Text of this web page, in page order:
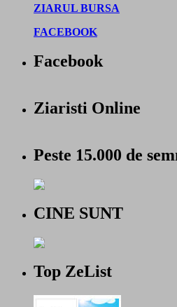
ZIARUL BURSA
FACEBOOK
Facebook
Ziaristi Online
Peste 15.000 de
CINE SUNT
Top ZeList